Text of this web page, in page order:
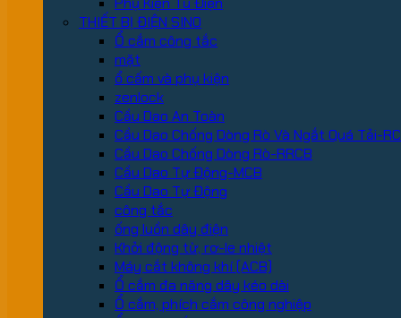
THIẾT BỊ ĐIỆN SINO
Ổ cắm công tắc
mặt
ổ cấm và phụ kiện
zenlock
Cầu Dao An Toàn
Cầu Dao Chống Dòng Rò Và Ngắt Quá Tải-
Cầu Dao Chống Dòng Rò-RRCB
Cầu Dao Tự Động-MCB
Cầu Dao Tự Động
công tắc
ống luồn dây điện
Khởi động từ, rơ-le nhiệt
Máy cắt không khí (ACB)
Ổ cắm đa năng dây kéo dài
Ổ cắm, phích cắm công nghiệp